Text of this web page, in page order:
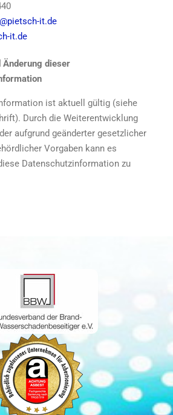
it.de
it.de
dieser
ist aktuell gültig (siehe
Durch die Weiterentwicklung
aufgrund geänderter gesetzlicher
Vorgaben kann es
Datenschutzinformation zu